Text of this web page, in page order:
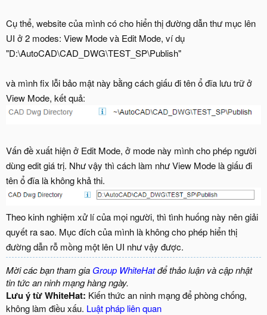
Cụ thể, website của mình có cho hiển thị đường dẫn thư mục lên
UI ở 2 modes: View Mode và Edit Mode, ví dụ
"D:\AutoCAD\CAD_DWG\TEST_SP\Publish"
và mình fix lỗi bảo mật này bằng cách giấu đi tên ổ đĩa lưu trữ ở
View Mode, kết quả:
Vấn đề xuất hiện ở Edit Mode, ở mode này mình cho phép người
dùng edit giá trị. Như vậy thì cách làm như View Mode là giấu đi
tên ổ đĩa là không khả thi.
Theo kinh nghiệm xử lí của mọi người, thì tình huống này nên giải
quyết ra sao. Mục đích của mình là không cho phép hiển thị
đường dẫn rỗ mồng một lên UI như vậy được.
Mời các bạn tham gia Group WhiteHatđể thảo luận và cập nhật
tin tức an ninh mạng hàng ngày.
Lưu ý từ WhiteHat: Kiến thức an ninh mạng để phòng chống,
không làm điều xấu. Luật pháp liên quan